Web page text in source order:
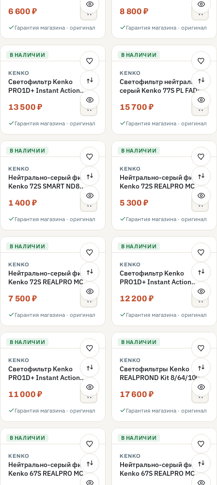
6 600 ₽
Гарантия магазина · оригинал
8 800 ₽
Гарантия магазина · оригинал
В НАЛИЧИИ
KENKO
Светофильтр Kenko
PRO1D+ Instant Action
Variable NDX3-450+C-PL
переменной плотности
13 500 ₽
Гарантия магазина · оригинал
В НАЛИЧИИ
KENKO
Светофильтр нейтрально-
серый Kenko 77S PL FADER
с переменной плотностью
ND3-ND400 77mm
15 700 ₽
Гарантия магазина · оригинал
В НАЛИЧИИ
KENKO
Нейтрально-серый фильтр
Kenko 72S SMART ND8
1 400 ₽
Гарантия магазина · оригинал
В НАЛИЧИИ
KENKO
Нейтрально-серый фильтр
Kenko 72S REALPRO MC
5 300 ₽
Гарантия магазина · оригинал
В НАЛИЧИИ
KENKO
Нейтрально-серый фильтр
Kenko 72S REALPRO MC
7 500 ₽
Гарантия магазина · оригинал
В НАЛИЧИИ
KENKO
Светофильтр Kenko
PRO1D+ Instant Action
Variable NDX3-450+C-PLS
переменной плотности
12 200 ₽
Гарантия магазина · оригинал
В НАЛИЧИИ
KENKO
Светофильтр Kenko
PRO1D+ Instant Action
Variable NDX3-450+C-PL
переменной плотности
11 000 ₽
Гарантия магазина · оригинал
В НАЛИЧИИ
KENKO
Светофильтры Kenko
REALPROND Kit 8/64/1000
17 600 ₽
Гарантия магазина · оригинал
В НАЛИЧИИ
KENKO
Нейтрально-серый фильтр
Kenko 67S REALPRO MC
В НАЛИЧИИ
KENKO
Нейтрально-серый фильтр
Kenko 67S REALPRO MC